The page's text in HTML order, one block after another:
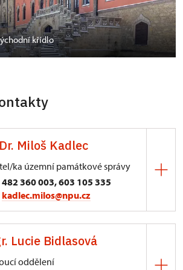
křídlo
Miloš Kadlec
ka územní památkové správy
482 360 003, 603 105 335
kadlec.milos@npu.cz
3
Lucie Bidlasová
oddělení